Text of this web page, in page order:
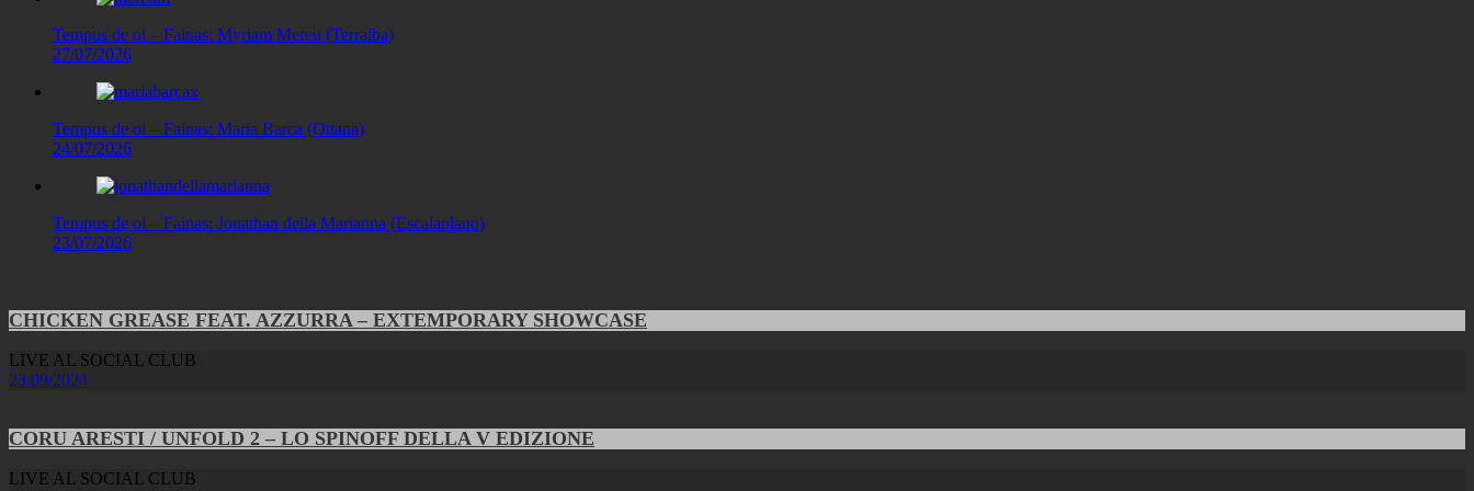
Tempus de oi – Fainas: Myriam Mereu (Terralba)
27/07/2026
Tempus de oi – Fainas: Maria Barca (Ottana)
24/07/2026
Tempus de oi – Fainas: Jonathan della Marianna (Escalaplano)
23/07/2026
CHICKEN GREASE FEAT. AZZURRA – EXTEMPORARY SHOWCASE
LIVE AL SOCIAL CLUB
23/09/2024
CORU ARESTI / UNFOLD 2 – LO SPINOFF DELLA V EDIZIONE
LIVE AL SOCIAL CLUB